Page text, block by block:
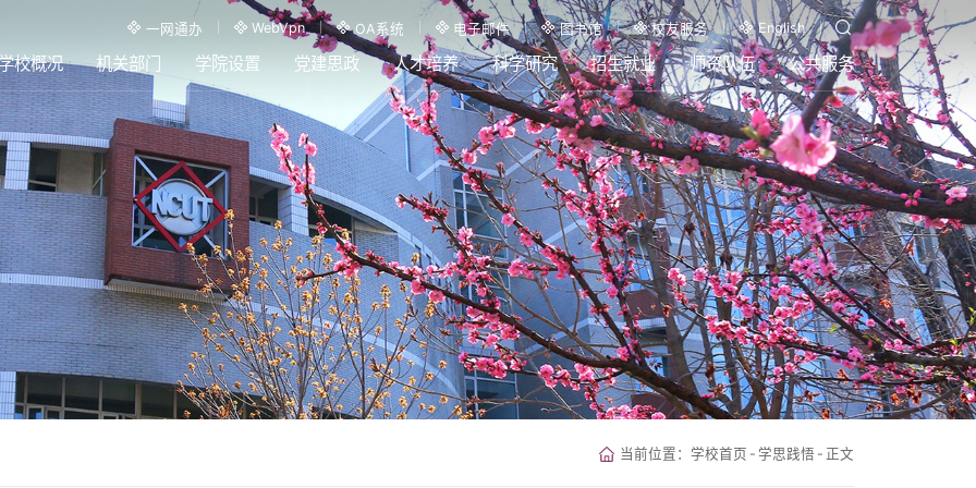
一网通办 WebVpn OA系统 电子邮件 图书馆 校友服务 English
校概况 机关部门 学院设置 党建思政 人才培养 科学研究 招生就业 师资队伍 公共服务
当前位置： 学校首页 - 学思践悟 - 正文